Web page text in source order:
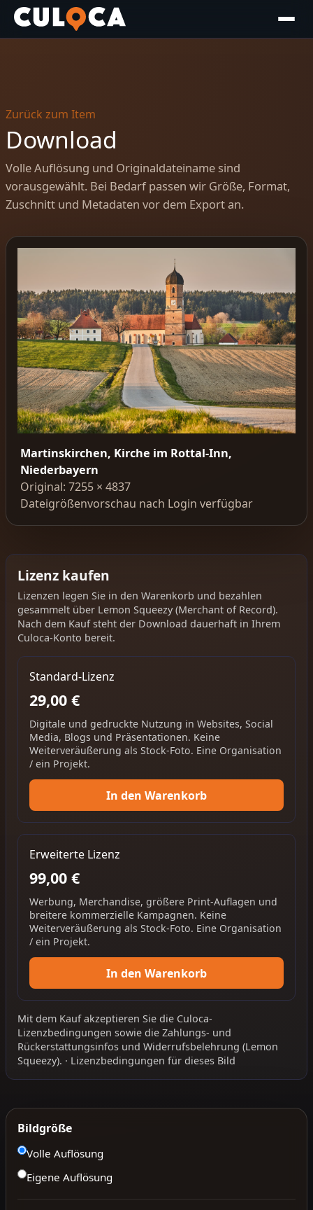
Zurück zum Item
Download
Volle Auflösung und Originaldateiname sind
vorausgewählt. Bei Bedarf passen wir Größe, Format,
Zuschnitt und Metadaten vor dem Export an.
Martinskirchen, Kirche im Rottal-Inn,
Niederbayern
Original: 7255 × 4837
Dateigrößenvorschau nach Login verfügbar
Lizenz kaufen
Lizenzen legen Sie in den Warenkorb und bezahlen
gesammelt über Lemon Squeezy (Merchant of Record).
Nach dem Kauf steht der Download dauerhaft in Ihrem
Culoca-Konto bereit.
Standard-Lizenz
29,00 €
Digitale und gedruckte Nutzung in Websites, Social
Media, Blogs und Präsentationen. Keine
Weiterveräußerung als Stock-Foto. Eine Organisation
/ ein Projekt.
In den Warenkorb
Erweiterte Lizenz
99,00 €
Werbung, Merchandise, größere Print-Auflagen und
breitere kommerzielle Kampagnen. Keine
Weiterveräußerung als Stock-Foto. Eine Organisation
/ ein Projekt.
In den Warenkorb
Mit dem Kauf akzeptieren Sie die Culoca-
Lizenzbedingungen sowie die Zahlungs- und
Rückerstattungsinfos und Widerrufsbelehrung (Lemon
Squeezy). · Lizenzbedingungen für dieses Bild
Bildgröße
Volle Auflösung
Eigene Auflösung